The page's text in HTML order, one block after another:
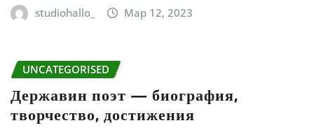
studiohallo_ Мар 12, 2023
UNCATEGORISED
Державин поэт — биография,
творчество, достижения